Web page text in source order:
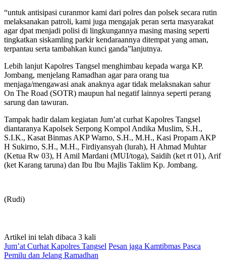
“untuk antisipasi curanmor kami dari polres dan polsek secara rutin
melaksanakan patroli, kami juga mengajak peran serta masyarakat
agar dpat menjadi polisi di lingkungannya masing masing seperti
tingkatkan siskamling parkir kendaraannya ditempat yang aman,
terpantau serta tambahkan kunci ganda”lanjutnya.
Lebih lanjut Kapolres Tangsel menghimbau kepada warga KP.
Jombang, menjelang Ramadhan agar para orang tua
menjaga/mengawasi anak anaknya agar tidak melaksnakan sahur
On The Road (SOTR) maupun hal negatif lainnya seperti perang
sarung dan tawuran.
Tampak hadir dalam kegiatan Jum’at curhat Kapolres Tangsel
diantaranya Kapolsek Serpong Kompol Andika Muslim, S.H.,
S.I.K., Kasat Binmas AKP Warno, S.H., M.H., Kasi Propam AKP
H Sukirno, S.H., M.H., Firdiyansyah (lurah), H Ahmad Muhtar
(Ketua Rw 03), H Amil Mardani (MUI/toga), Saidih (ket rt 01), Arif
(ket Karang taruna) dan Ibu Ibu Majlis Taklim Kp. Jombang.
(Rudi)
Artikel ini telah dibaca 3 kali
Jum’at Curhat Kapolres Tangsel Pesan jaga Kamtibmas Pasca
Pemilu dan Jelang Ramadhan